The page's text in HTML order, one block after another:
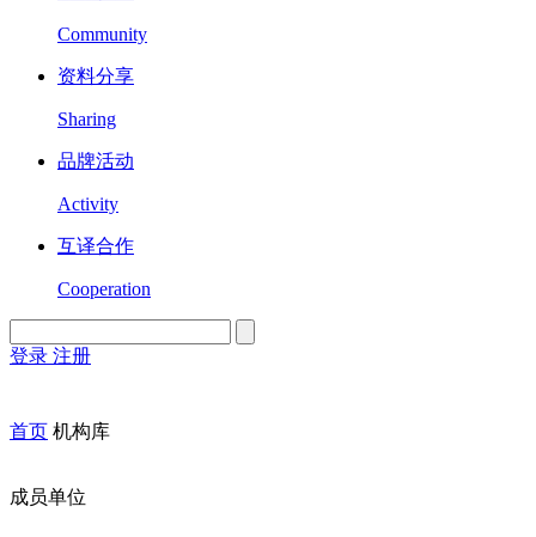
Community
资料分享
Sharing
品牌活动
Activity
互译合作
Cooperation
登录 注册
首页 机构库
成员单位